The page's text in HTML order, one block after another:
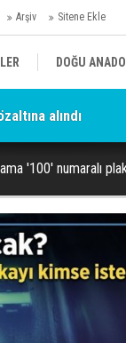
Arşiv Sitene Ekle
DOĞU
SPOR
BODRUM
alındı
'100' numaralı